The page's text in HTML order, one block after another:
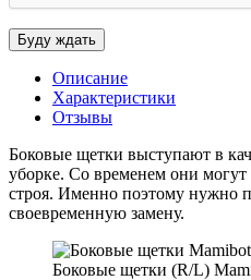
Описание
Характеристики
Отзывы
Боковые щетки выступают в
уборке. Со временем они
строя. Именно поэтому нужно
своевременную замену.
Боковые щетки (R/L)